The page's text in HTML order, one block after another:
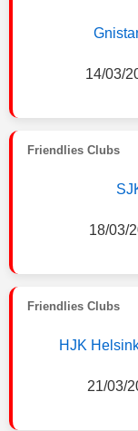
14/03/
Friendlies Clubs
18/03/
Friendlies Clubs
HJK
21/03/